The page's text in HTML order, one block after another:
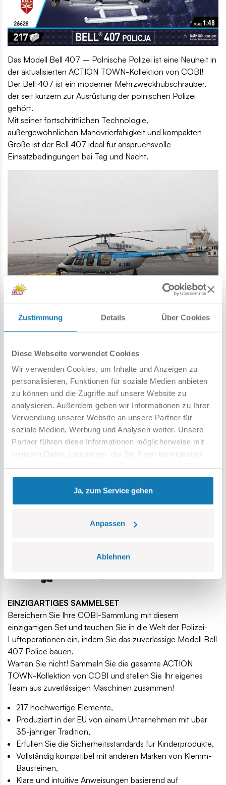
Zustimmung Details Über Cookies
Diese Webseite verwendet Cookies
Wir verwenden Cookies, um Inhalte und Anzeigen zu
personalisieren, Funktionen für soziale Medien anbieten
zu können und die Zugriffe auf unsere Website zu
analysieren. Außerdem geben wir Informationen zu Ihrer
Verwendung unserer Website an unsere Partner für
soziale Medien, Werbung und Analysen weiter. Unsere
Partner führen diese Informationen möglicherweise mit
weiteren Daten zusammen, die Sie ihnen bereitgestellt
gesammelt haben.
Ja, zum Service gehen
Anpassen
Ablehnen
Das Modell Bell 407 – Polnische Polizei ist eine Neuheit in
der aktualisierten ACTION TOWN-Kollektion von COBI!
Der Bell 407 ist ein moderner Mehrzweckhubschrauber,
der seit kurzem zur Ausrüstung der polnischen Polizei
gehört.
Mit seiner fortschrittlichen Technologie,
außergewöhnlichen Manövrierfähigkeit und kompakten
Größe ist der Bell 407 ideal für anspruchsvolle
Einsatzbedingungen bei Tag und Nacht.
Jetzt haben Sie die einmalige Gelegenheit, ein Modell
dieses Hubschraubers in der polnischen Polizeiversion zu
bauen, das die echte Maschine originalgetreu nachbildet.
Das Set im Maßstab 1:48 enthält 217 Teile, darunter speziell
gestaltete Steine, wie beispielsweise die markante Nase des
Helikopters, die eine präzise Wiedergabe von Details
ermöglichen.
Dank der intuitiven Bauanleitung können Modellbau-
Enthusiasten jeden Alters den Prozess der Herstellung
dieses außergewöhnlichen polnischen
Polizeihubschraubers genießen.
EINZIGARTIGES SAMMELSET
Bereichern Sie Ihre COBI-Sammlung mit diesem
einzigartigen Set und tauchen Sie in die Welt der Polizei-
Luftoperationen ein, indem Sie das zuverlässige Modell Bell
407 Police bauen.
Warten Sie nicht! Sammeln Sie die gesamte ACTION
TOWN-Kollektion von COBI und stellen Sie Ihr eigenes
Team aus zuverlässigen Maschinen zusammen!
217 hochwertige Elemente,
Produziert in der EU von einem Unternehmen mit über
35-jähriger Tradition,
Erfüllen Sie die Sicherheitsstandards für Kinderprodukte,
Vollständig kompatibel mit anderen Marken von Klemm-
Bausteinen,
Klare und intuitive Anweisungen basierend auf